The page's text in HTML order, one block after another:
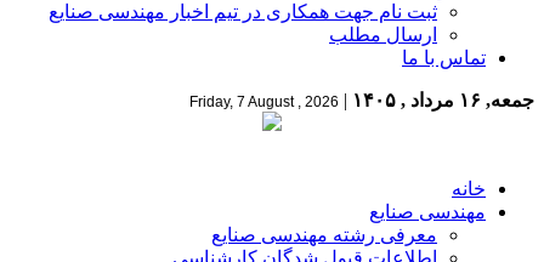
ثبت نام جهت همکاری در تیم اخبار مهندسی صنایع
ارسال مطلب
تماس با ما
جمعه, ۱۶ مرداد , ۱۴۰۵ |
Friday, 7 August , 2026
خانه
مهندسی صنایع
معرفی رشته مهندسی صنایع
اطلاعات قبول شدگان کارشناسی